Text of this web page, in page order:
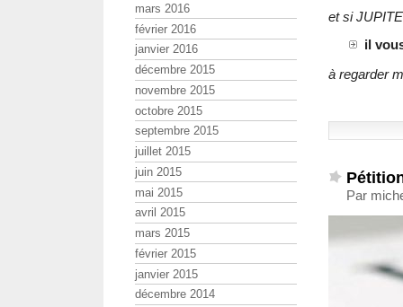
et si
il
à regarder
Par
mars 2016
février 2016
janvier 2016
décembre 2015
novembre 2015
octobre 2015
septembre 2015
juillet 2015
juin 2015
mai 2015
avril 2015
mars 2015
février 2015
janvier 2015
décembre 2014